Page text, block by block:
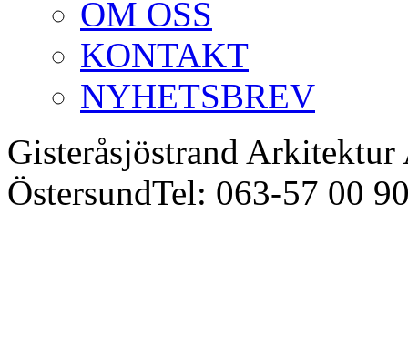
OM OSS
KONTAKT
NYHETSBREV
Gisteråsjöstrand Arkitektur
ÖstersundTel: 063-57 00